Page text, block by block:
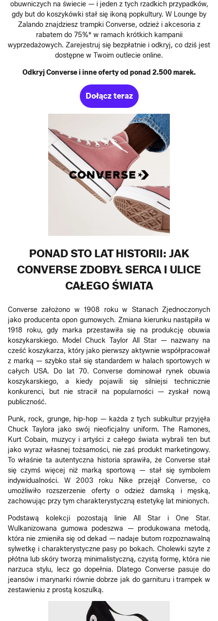
obuwniczych na świecie — i jeden z tych rzadkich przypadków,
gdy but do koszykówki stał się ikoną popkultury. W Lounge by
Zalando znajdziesz trampki Converse, odzież i akcesoria z
rabatem do 75%* w ramach krótkich kampanii
wyprzedażowych. Zarejestruj się bezpłatnie i odkryj, co dziś jest
dostępne w Twoim outlecie online.
Odkryj Converse i inne oferty od ponad 2.500 marek.
Dołącz teraz
PONAD STO LAT HISTORII: JAK
CONVERSE ZDOBYŁ SERCA I ULICE
CAŁEGO ŚWIATA
Converse założono w 1908 roku w Stanach Zjednoczonych
jako producenta opon gumowych. Zmiana kierunku nastąpiła w
1918 roku, gdy marka przestawiła się na produkcję obuwia
koszykarskiego. Model Chuck Taylor All Star — nazwany na
cześć koszykarza, który jako pierwszy aktywnie współpracował
z marką — szybko stał się standardem w halach sportowych w
całych USA. Do lat 70. Converse dominował rynek obuwia
koszykarskiego, a kiedy pojawili się silniejsi technicznie
konkurenci, but nie stracił na popularności — zyskał nową
publiczność.
Punk, rock, grunge, hip-hop — każda z tych subkultur przyjęła
Chuck Taylora jako swój nieoficjalny uniform. The Ramones,
Kurt Cobain, muzycy i artyści z całego świata wybrali ten but
jako wyraz własnej tożsamości, nie zaś produkt marketingowy.
To właśnie ta autentyczna historia sprawiła, że Converse stał
się czymś więcej niż marką sportową — stał się symbolem
indywidualności. W 2003 roku Nike przejął Converse, co
umożliwiło rozszerzenie oferty o odzież damską i męską,
zachowując przy tym charakterystyczną estetykę lat minionych.
Podstawą kolekcji pozostają linie All Star i One Star.
Wulkanizowana gumowa podeszwa — produkowana metodą,
która nie zmieniła się od dekad — nadaje butom rozpoznawalną
sylwetkę i charakterystyczne pasy po bokach. Cholewki szyte z
płótna lub skóry tworzą minimalistyczną, czystą formę, która nie
narzuca stylu, lecz go dopełnia. Dlatego Converse pasuje do
jeansów i marynarki równie dobrze jak do garnituru i trampek w
zestawieniu z prostą koszulką.